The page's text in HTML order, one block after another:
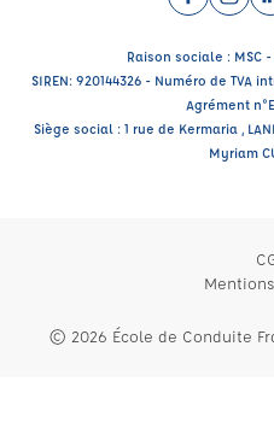
Facebook
Raison sociale : MSC
SIREN: 920144326 - Numéro de TVA
Agrément
Siège social : 1 rue de Kermaria ,
Myriam
© 2026 École de Conduite